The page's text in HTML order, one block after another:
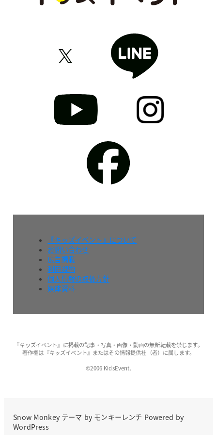
『キッズイベント』について
お問い合わせ
広告掲載
利用規約
個人情報の取扱方針
媒体資料
『キッズイベント』に掲載の記事・写真・画像・動画の無断転載を禁じます。
著作権は『キッズイベント』またはその情報提供社（者）に属します。
©2006 KidsEvent.
Snow Monkeyテーマ by モンキーレンチ Powered by
WordPress